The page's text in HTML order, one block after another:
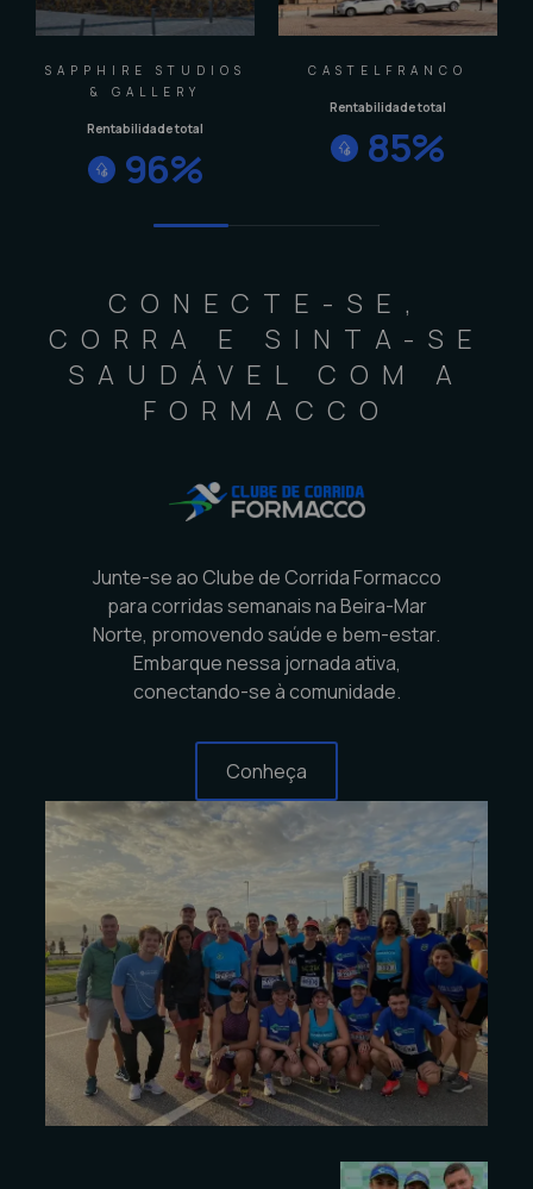
SAPPHIRE STUDIOS
& GALLERY
Rentabilidade total
96%
CASTELFRANCO
Rentabilidade total
85%
CONECTE-SE,
CORRA E SINTA-SE
SAUDÁVEL COM A
FORMACCO
Junte-se ao Clube de Corrida Formacco
para corridas semanais na Beira-Mar
Norte, promovendo saúde e bem-estar.
Embarque nessa jornada ativa,
conectando-se à comunidade.
Conheça